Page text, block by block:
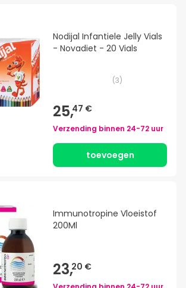
Nodijal Infantiele Jelly Vials
- Novadiet - 20 Vials
(3)
25,47 €
Verzending binnen 24-72 uur
toevoegen
Immunotropine Vloeistof
200Ml
23,20 €